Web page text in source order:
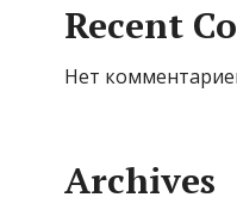
Recent
Нет
Archives